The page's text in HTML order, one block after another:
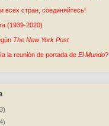
всех стран, соединяйтесь!
(1939-2020)
The New York Post
la reunión de portada de El Mundo?